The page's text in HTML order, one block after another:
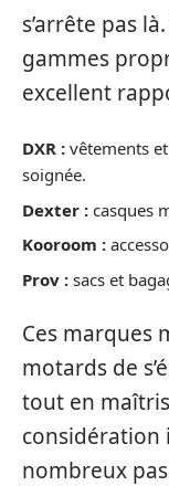
s’arrête pas
gammes
excellent
DXR : vêtements
soignée.
Dexter : casques
Kooroom :
Prov : sacs et
Ces marques
motards de
tout en
nombreux